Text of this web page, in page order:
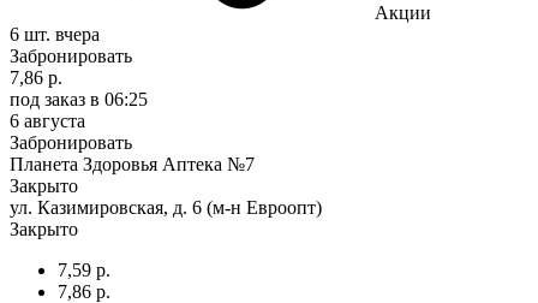
Акции
6 шт. вчера
Забронировать
7,86 р.
под заказ в 06:25
6 августа
Забронировать
Планета Здоровья Аптека №7
Закрыто
ул. Казимировская, д. 6 (м-н Евроопт)
Закрыто
7,59 р.
7,86 р.